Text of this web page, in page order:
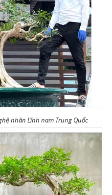
nhân Lĩnh nam Trung Quốc